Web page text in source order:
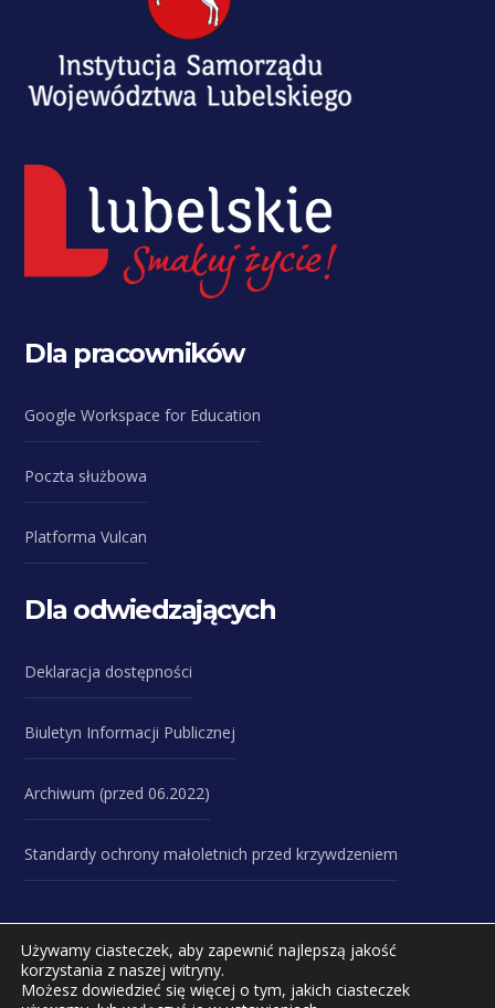
Dla pracowników
Google Workspace for Education
Poczta służbowa
Platforma Vulcan
Dla odwiedzających
Deklaracja dostępności
Biuletyn Informacji Publicznej
Archiwum (przed 06.2022)
Standardy ochrony małoletnich przed krzywdzeniem
Używamy ciasteczek, aby zapewnić najlepszą jakość
korzystania z naszej witryny.
Możesz dowiedzieć się więcej o tym, jakich ciasteczek